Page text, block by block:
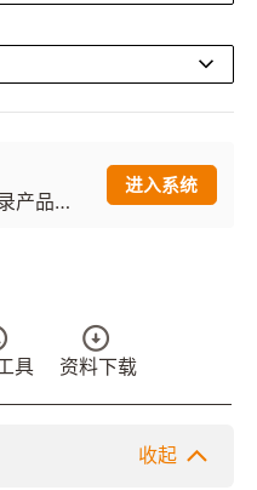
产品的2
进入系统
具 资料下载
收起